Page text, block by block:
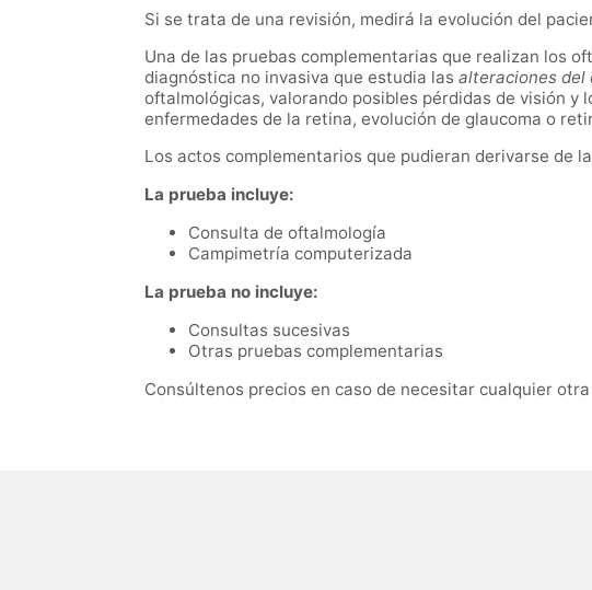
Si se trata de una revisión, medirá la evolución del
Una de las pruebas complementarias que realizan los
diagnóstica no invasiva que estudia las alteraciones del
oftalmológicas, valorando posibles pérdidas de visión y
enfermedades de la retina, evolución de glaucoma o
Los actos complementarios que pudieran derivarse de
La prueba incluye:
Consulta de oftalmología
Campimetría computerizada
La prueba no incluye:
Consultas sucesivas
Otras pruebas complementarias
Consúltenos precios en caso de necesitar cualquier